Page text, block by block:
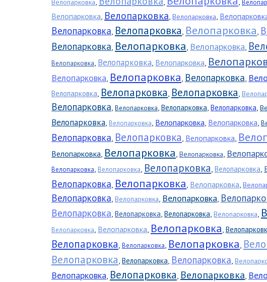
Велопарковка
Велопарковка, Велопарковка, Велопарковка,
Велопарковка, Велопарковка, Велопарковка,
Велопарковка, Велопарковка, Велопарковка,
Велопарковка, Велопарковка, Велопарковка,
Велопарковка, Велопарковка, Велопарковка,
Велопарковка, Велопарковка, Велопарковка,
Велопарковка, Велопарковка, Велопарковка, Велопарковка,
Велопарковка, Велопарковка, Велопарковка, Велопарковка,
Велопарковка, Велопарковка, Велопарковка,
Велопарковка, Велопарковка, Велопарковка,
Велопарковка, Велопарковка, Велопарковка, Велопарковка,
Велопарковка, Велопарковка, Велопарковка,
Велопарковка, Велопарковка, Велопарковка,
Велопарковка, Велопарковка, Велопарковка, Велопарковка,
Велопарковка, Велопарковка, Велопарковка,
Велопарковка, Велопарковка, Велопарковка,
Велопарковка, Велопарковка, Велопарковка,
Велопарковка, Велопарковка, Велопарковка,